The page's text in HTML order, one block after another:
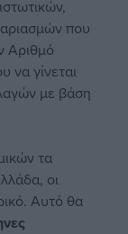
που
Αριθμό
να γίνεται
με βάση
τα
οι
Αυτό θα